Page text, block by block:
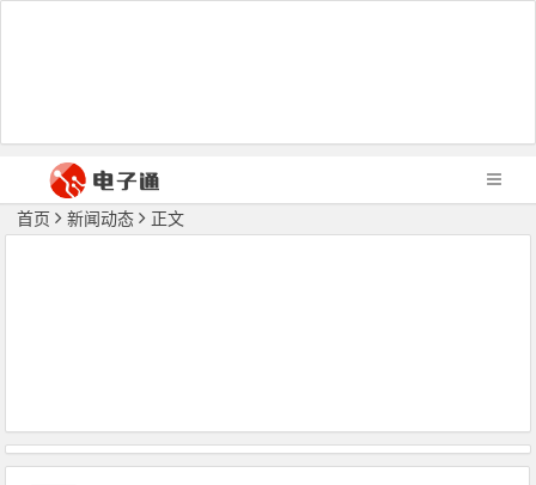
首页 新闻动态 正文